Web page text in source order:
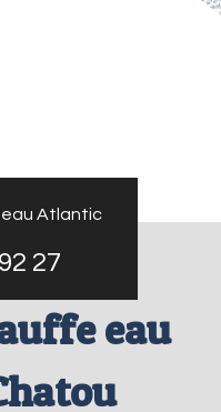
Atlantic
27
eau